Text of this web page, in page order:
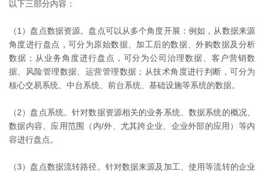
以下三部分内容：
（1）盘点数据资源。盘点可以从多个角度开展：例如，从数据来源
角度进行盘点，可分为原始数据、加工后的数据、外购数据及分析
数据；从业务角度进行盘点，可分为公司治理数据、客户营销数
据、风险管理数据、运营管理数据；从技术角度进行判断，可分为
核心交易系统、中台系统、前台系统、基础设施等系统的数据。
（2）盘点系统。针对数据资源相关的业务系统、数据系统的概况、
数据内容、应用范围（内/外、尤其跨企业、企业外部的应用）等内
容进行盘点。
（3）盘点数据流转路径。针对数据来源及加工、使用等流转的企业